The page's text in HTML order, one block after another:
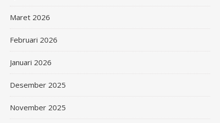
Maret 2026
Februari 2026
Januari 2026
Desember 2025
November 2025